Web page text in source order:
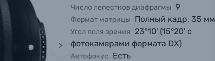
>
Число лепестков диафрагмы 9
Формат матрицы Полный кадр, 35 мм
Угол поля зрения 23°10' (15°20' с
фотокамерами формата DX)
Автофокус Есть